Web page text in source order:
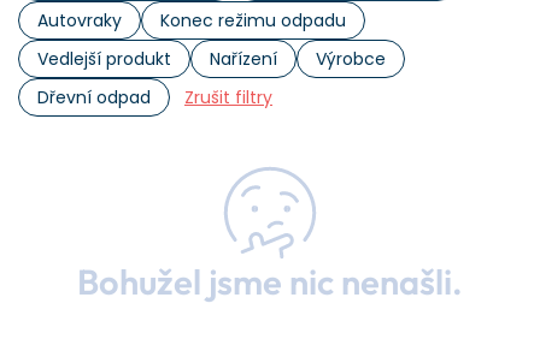
Autovraky
Konec režimu odpadu
Vedlejší produkt
Nařízení
Výrobce
Dřevní odpad
Zrušit filtry
Bohužel jsme nic nenašli.